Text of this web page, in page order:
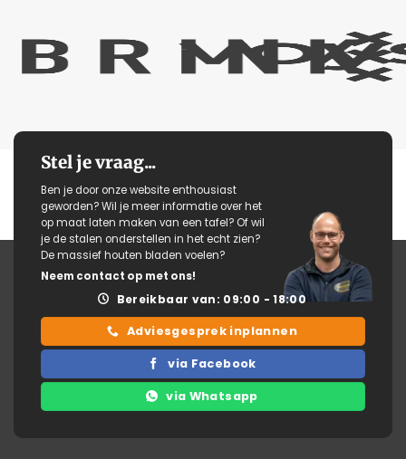
Stel je vraag...
Ben je door onze website enthousiast
geworden? Wil je meer informatie over het
op maat laten maken van een tafel? Of wil
je de stalen onderstellen in het echt zien?
De massief houten bladen voelen?
Neem contact op met ons!
Bereikbaar van: 09:00 - 18:00
Adviesgesprek inplannen
via Facebook
via Whatsapp